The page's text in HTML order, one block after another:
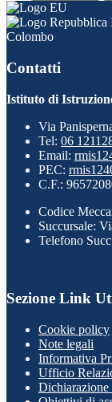
Colombo
Contatti
Istituto di
Via
Tel: 06
Email:
PEC:
C.F.:
Codice
Succursale:
Telefono
Sezione Link
Cookie policy
Note legali
Informativa
Ufficio
Dichiarazione